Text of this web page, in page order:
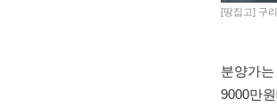
[땅집고] 구
분양가
9000만